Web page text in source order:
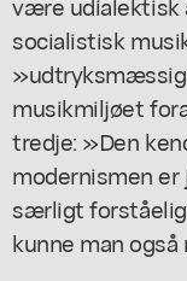
socialistisk
musikmiljøet
tredje: »Den
modernismen er
særligt
kunne man